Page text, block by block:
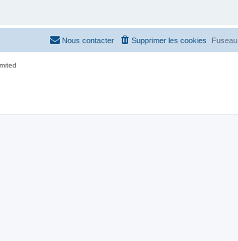
Supprimer les cookies
Nous contacter